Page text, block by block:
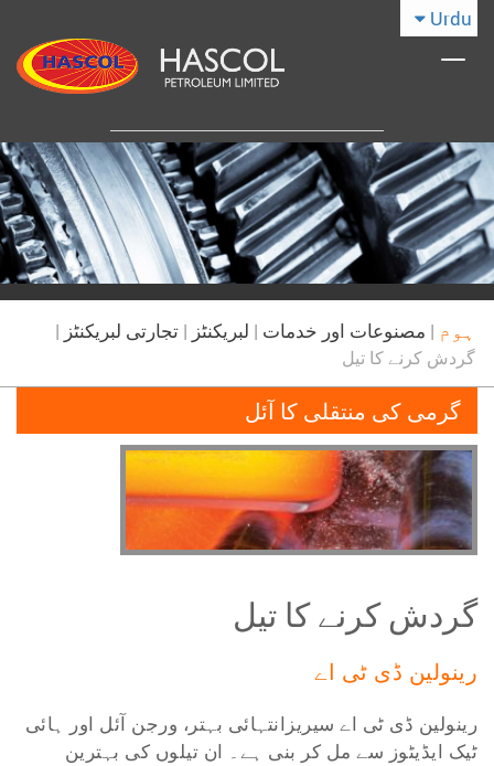
Urdu
ہوم | مصنوعات اور خدمات | لبریکنٹز | تجارتی لبریکنٹز |
گردش کرنے کا تیل
گرمی کی منتقلی کا آئل
گردش کرنے کا تیل
رینولین ڈی ٹی اے
رینولین ڈی ٹی اے سیریزانتہائی بہتر، ورجن آئل اور ہائی
ٹیک ایڈیٹوز سے مل کر بنی ہے۔ ان تیلوں کی بہترین